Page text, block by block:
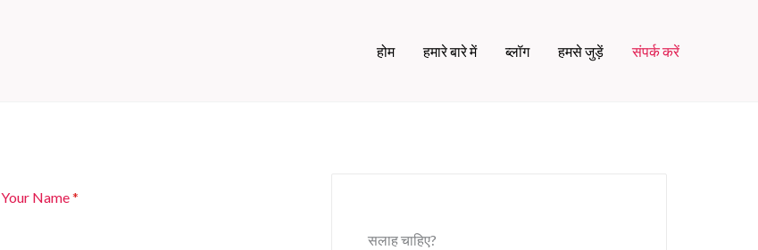
होम हमारे बारे में ब्लॉग हमसे जुड़ें संपर्क करें
Your Name*
सलाह चाहिए?